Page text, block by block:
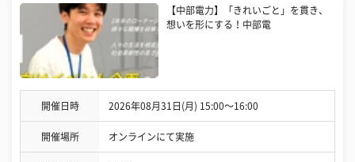
【中部電力】「きれいごと」を貫き、
想いを形にする！中部電
開催日時 2026年08月31日(月) 15:00〜16:00
開催場所 オンラインにて実施